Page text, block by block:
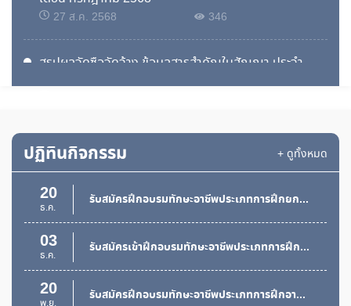
27 ส.ค. 2568 346
สรุปผลจัดซื้อจัดจ้าง ข้อมูลสารสำคัญในสัญญา ประจำ
ประกาศผลผู้ชนะการจัดซื้อจัดจ้างหรือผู้ได้รับการคัดเลือก
และสาระสำคัญของสัญญาหรือข้อตกลงเป็นหนังสือ ประจำ
ไตรมาสที่ 3 (เดือนเมษายน 2568 ถึง เดือนมิถุนายน
2568)25 ก.ค. 2568 330
สรุปผลจัดซื้อจัดจ้าง ข้อมูลสารสำคัญในสัญญา ประจำ
เดือน พฤษภาคม 2568
18 มิ.ย. 2568 332
ปฏิทินกิจกรรม + ดูทั้งหมด
พ.ย.
พ.ย.
15
ต.ค. ประกาศรับสมัครคัดเลือกสถานประกอบกิจการเข้าร่วมโครงการเพิ่มผลิตภาพแรงงานสู่ SME 4.0
20
ธ.ค. รับสมัครฝึกอบรมทักษะอาชีพประเภทการฝึกยกระดับฝีมือ หลักสูตรการทำเบเกอรี่
03
ธ.ค. รับสมัครเข้าฝึกอบรมทักษะอาชีพประเภทการฝึกยกระดับฝีมือแรงงาน สาขการซ่อมบำรุงเครื่องยนต์เล็กเพื่อการเกษตร
20
พ.ย. รับสมัครฝึกอบรมทักษะอาชีพประเภทการฝึกอาชีพเสริมหลักสูตรโซล่าเซลล์แสงอาทิตย์